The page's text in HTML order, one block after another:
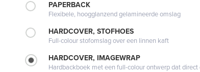
PAPERBACK
Flexibele, hoogglanzend gelamineerde omslag
HARDCOVER, STOFHOES
Full-colour stofomslag over een linnen kaft
HARDCOVER, IMAGEWRAP
Hardbackboek met een full-colour ontwerp dat direct